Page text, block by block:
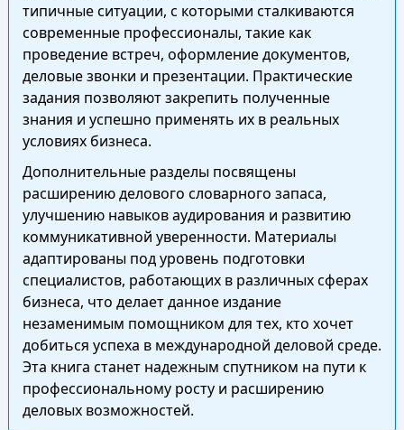
типичные ситуации, с которыми сталкиваются
современные профессионалы, такие как
проведение встреч, оформление документов,
деловые звонки и презентации. Практические
задания позволяют закрепить полученные
знания и успешно применять их в реальных
условиях бизнеса.
Дополнительные разделы посвящены
расширению делового словарного запаса,
улучшению навыков аудирования и развитию
коммуникативной уверенности. Материалы
адаптированы под уровень подготовки
специалистов, работающих в различных сферах
бизнеса, что делает данное издание
незаменимым помощником для тех, кто хочет
добиться успеха в международной деловой среде.
Эта книга станет надежным спутником на пути к
профессиональному росту и расширению
деловых возможностей.